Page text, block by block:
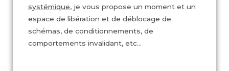
systémique, je vous propose un moment et un
espace de libération et de déblocage de
schémas, de conditionnements, de
comportements invalidant, etc…